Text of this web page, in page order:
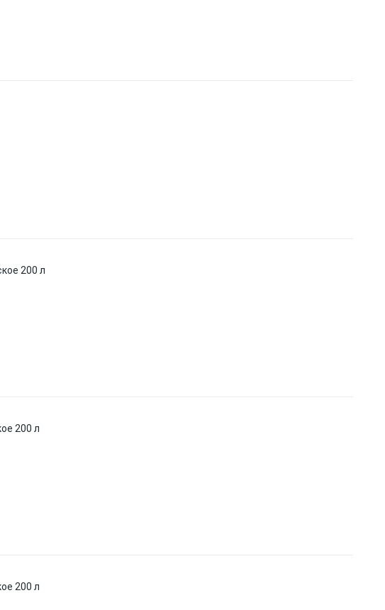
200 л
200 л
200 л